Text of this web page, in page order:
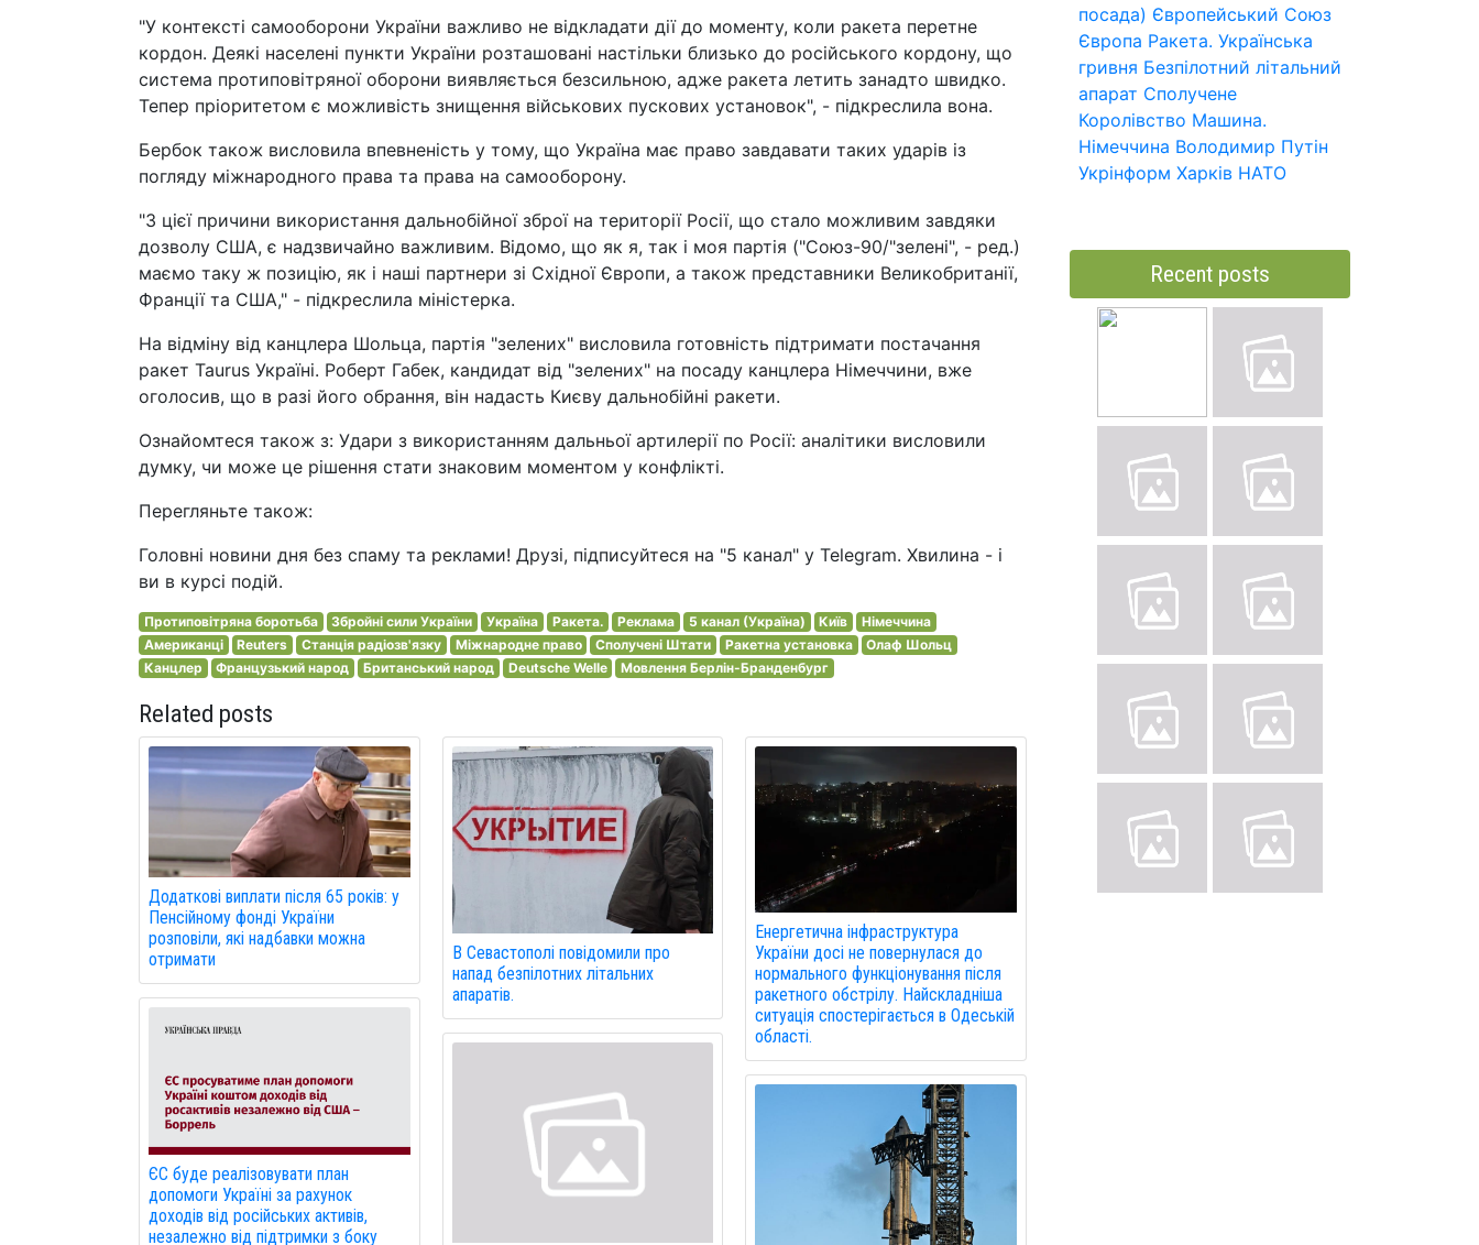
"У контексті самооборони України важливо не відкладати дії до моменту, коли ракета перетне
кордон. Деякі населені пункти України розташовані настільки близько до російського кордону, що
система протиповітряної оборони виявляється безсильною, адже ракета летить занадто швидко.
Тепер пріоритетом є можливість знищення військових пускових установок", - підкреслила вона.
Бербок також висловила впевненість у тому, що Україна має право завдавати таких ударів із
погляду міжнародного права та права на самооборону.
"З цієї причини використання дальнобійної зброї на території Росії, що стало можливим завдяки
дозволу США, є надзвичайно важливим. Відомо, що як я, так і моя партія ("Союз-90/"зелені", - ред.)
маємо таку ж позицію, як і наші партнери зі Східної Європи, а також представники Великобританії,
Франції та США," - підкреслила міністерка.
На відміну від канцлера Шольца, партія "зелених" висловила готовність підтримати постачання
ракет Taurus Україні. Роберт Габек, кандидат від "зелених" на посаду канцлера Німеччини, вже
оголосив, що в разі його обрання, він надасть Києву дальнобійні ракети.
Ознайомтеся також з: Удари з використанням дальньої артилерії по Росії: аналітики висловили
думку, чи може це рішення стати знаковим моментом у конфлікті.
Перегляньте також:
Головні новини дня без спаму та реклами! Друзі, підписуйтеся на "5 канал" у Telegram. Хвилина - і
ви в курсі подій.
Протиповітряна боротьба Збройні сили України Україна Ракета. Реклама 5 канал (Україна) Київ
Німеччина
Американці
Reuters Станція радіозв'язку Міжнародне право Сполучені Штати Ракетна установка
Олаф Шольц
Канцлер
Французький народ Британський народ Deutsche Welle Мовлення Берлін-Бранденбург
Related posts
Додаткові виплати після 65 років: у
Пенсійному фонді України
розповіли, які надбавки можна
отримати
ЄС буде реалізовувати план
допомоги Україні за рахунок
доходів від російських активів,
незалежно від підтримки з боку
В Севастополі повідомили про
напад безпілотних літальних
апаратів.
Енергетична інфраструктура
України досі не повернулася до
нормального функціонування після
ракетного обстрілу. Найскладніша
ситуація спостерігається в Одеській
області.
посада) Європейський Союз
Європа Ракета. Українська
гривня Безпілотний літальний
апарат Сполучене
Королівство Машина.
Німеччина Володимир Путін
Укрінформ Харків НАТО
Recent posts